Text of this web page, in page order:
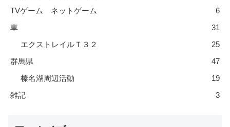
TVゲーム ネットゲーム
6
車
31
エクストレイルＴ３２
25
群馬県
47
榛名湖周辺活動
19
雑記
3